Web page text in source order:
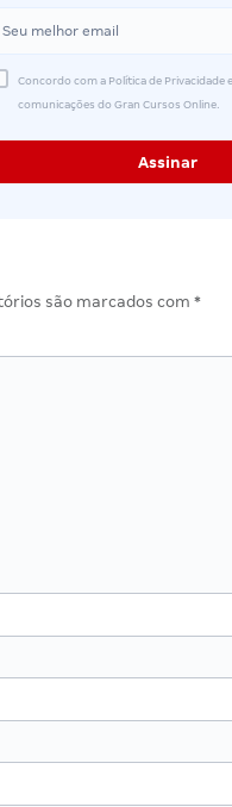
Concordo com a Política de Privacidade
comunicações do Gran Cursos Online.
são marcados com *